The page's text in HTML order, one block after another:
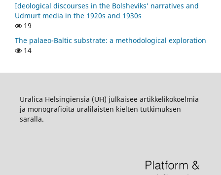
Ideological discourses in the Bolsheviks’ narratives and
Udmurt media in the 1920s and 1930s
19
The palaeo-Baltic substrate: a methodological exploration
14
Uralica Helsingiensia (UH) julkaisee artikkelikokoelmia
ja monografioita uralilaisten kielten tutkimuksen
saralla.